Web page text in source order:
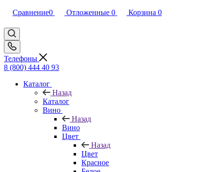
Сравнение0 Отложенные 0 Корзина 0
Телефоны
8 (800) 444 40 93
Каталог
Назад
Каталог
Вино
Назад
Вино
Цвет
Назад
Цвет
Красное